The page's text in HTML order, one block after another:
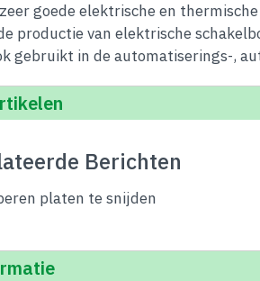
goede elektrische en
productie van elektrische
gebruikt in de automatiserings-,
Berichten
platen te snijden